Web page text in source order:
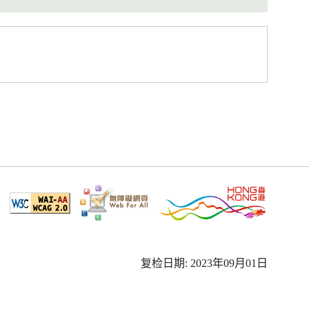
复检日期: 2023年09月01日